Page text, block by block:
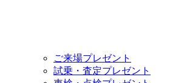
ご来場プレゼント
試乗・査定プレゼント